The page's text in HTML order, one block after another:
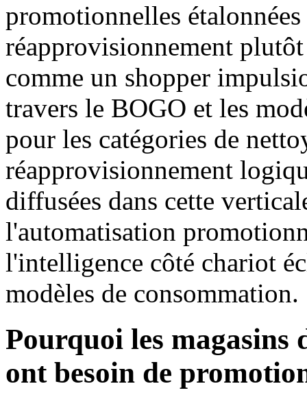
promotionnelles
réapprovisionnement
comme un shopper
travers le BOGO et les
pour les catégories de
réapprovisionnement
diffusées dans cette
l'automatisation
l'intelligence côté chariot
modèles de consommation.
Pourquoi les magasins
ont besoin de